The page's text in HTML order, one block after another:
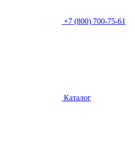
+7 (800) 700-75-61
Каталог